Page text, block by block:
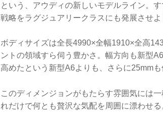
という、アウディの新しいモデルライン。
戦略をラグジュアリークラスにも発展させよ
ボディサイズは全長4990×全幅1910×全高
ントの領域すら伺う豊かさ。幅方向も新型
高めたという新型A6よりも、さらに25mmも
このディメンジョンがもたらす雰囲気には
れだけで何とも贅沢な気配を周囲に漂わせる